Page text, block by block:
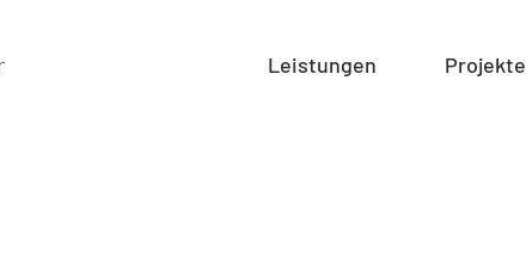
Leistungen Projekte